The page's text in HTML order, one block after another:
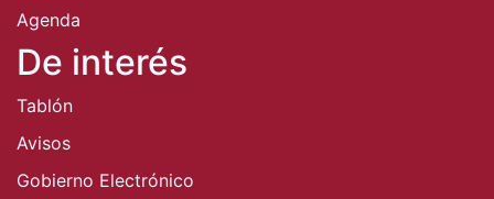
Agenda
De interés
Tablón
Avisos
Gobierno Electrónico